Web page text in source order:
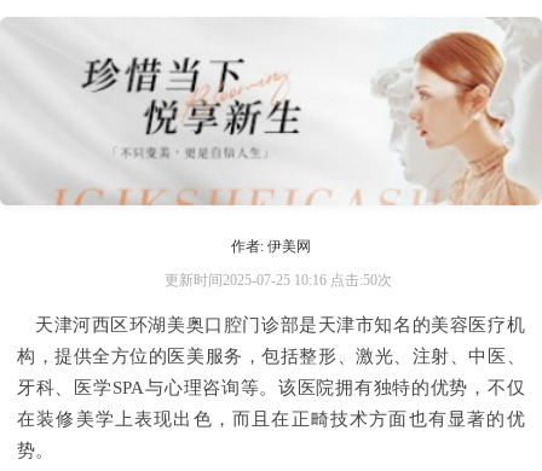
作者: 伊美网
更新时间2025-07-25 10:16 点击:50次
天津河西区环湖美奥口腔门诊部是天津市知名的美容医疗机
构，提供全方位的医美服务，包括整形、激光、注射、中医、
牙科、医学SPA与心理咨询等。该医院拥有独特的优势，不仅
在装修美学上表现出色，而且在正畸技术方面也有显著的优
势。